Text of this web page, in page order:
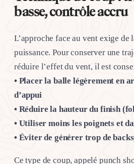
basse, contrôle accru
L’approche face au vent exige de
puissance. Pour conserver une
réduire l’effet du vent, il est
• Placer la balle légèrement en
d’appui
• Réduire la hauteur du finish
• Utiliser moins les poignets et
• Éviter de générer trop de
Ce type de coup, appelé punch